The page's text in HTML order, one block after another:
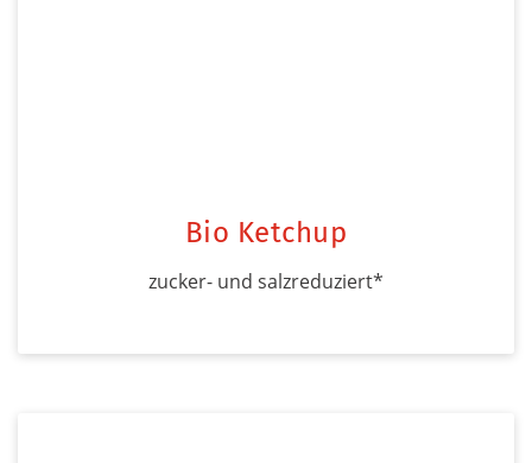
Bio Ketchup
zucker- und salzreduziert*